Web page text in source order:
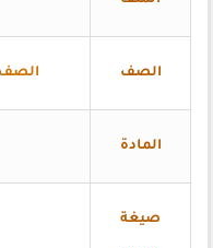
الصف الصف
المادة
صيغة